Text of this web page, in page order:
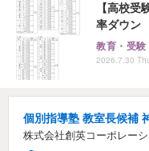
【高校
率ダウン
教育・受験
2026.7.30
個別指導塾 教室長候補
株式会社創英コーポレー